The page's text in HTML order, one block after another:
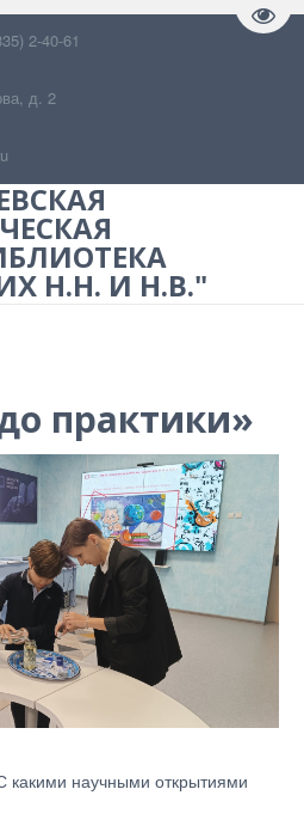
2-40-61
д. 2
Н.Н. И Н.В."
практики»
какими научными открытиями